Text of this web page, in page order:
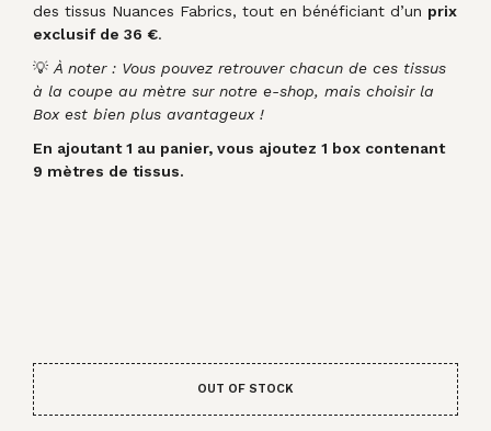
des tissus Nuances Fabrics, tout en bénéficiant d’un prix
exclusif de 36 €.
💡À noter : Vous pouvez retrouver chacun de ces tissus
à la coupe au mètre sur notre e-shop, mais choisir la
Box est bien plus avantageux !
En ajoutant 1 au panier, vous ajoutez 1 box contenant
9 mètres de tissus.
OUT OF STOCK